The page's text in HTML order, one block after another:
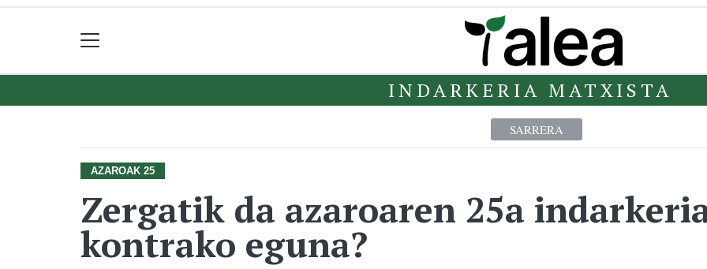
INDARKERIA MATXISTA
SARRERA
AZAROAK 25
Zergatik da azaroaren 25a
kontrako eguna?